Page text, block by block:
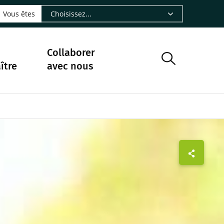
- CIRAD
Facebook - CIRAD
sur Instagram - CIRAD
sur Youtube - CIRAD
suivre sur Bluesky - CIRAD
Nourrir le vivant, le podcast du Cirad - CIRAD
Nous contacter par courriel - CIRAD
la page Flux RSS - CIRAD
Vous êtes
Collaborer
avec nous